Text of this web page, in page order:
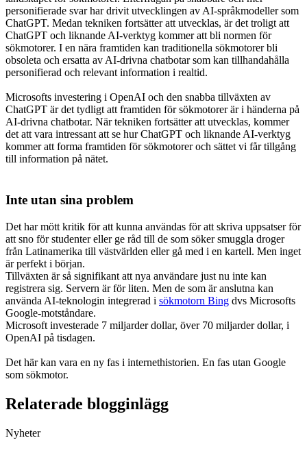
personifierade svar har drivit utvecklingen av AI-språkmodeller som
ChatGPT. Medan tekniken fortsätter att utvecklas, är det troligt att
ChatGPT och liknande AI-verktyg kommer att bli normen för
sökmotorer. I en nära framtiden kan traditionella sökmotorer bli
obsoleta och ersatta av AI-drivna chatbotar som kan tillhandahålla
personifierad och relevant information i realtid.
Microsofts investering i OpenAI och den snabba tillväxten av
ChatGPT är det tydligt att framtiden för sökmotorer är i händerna på
AI-drivna chatbotar. När tekniken fortsätter att utvecklas, kommer
det att vara intressant att se hur ChatGPT och liknande AI-verktyg
kommer att forma framtiden för sökmotorer och sättet vi får tillgång
till information på nätet.
Inte utan sina problem
Det har mött kritik för att kunna användas för att skriva uppsatser för
att sno för studenter eller ge råd till de som söker smuggla droger
från Latinamerika till västvärlden eller gå med i en kartell. Men inget
är perfekt i början.
Tillväxten är så signifikant att nya användare just nu inte kan
registrera sig. Servern är för liten. Men de som är anslutna kan
använda AI-teknologin integrerad i sökmotorn Bing dvs Microsofts
Google-motståndare.
Microsoft investerade 7 miljarder dollar, över 70 miljarder dollar, i
OpenAI på tisdagen.
Det här kan vara en ny fas i internethistorien. En fas utan Google
som sökmotor.
Relaterade blogginlägg
Nyheter